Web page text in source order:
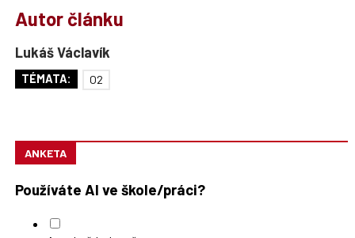
Autor článku
Lukáš Václavík
TÉMATA: O2
ANKETA
Používáte AI ve škole/práci?